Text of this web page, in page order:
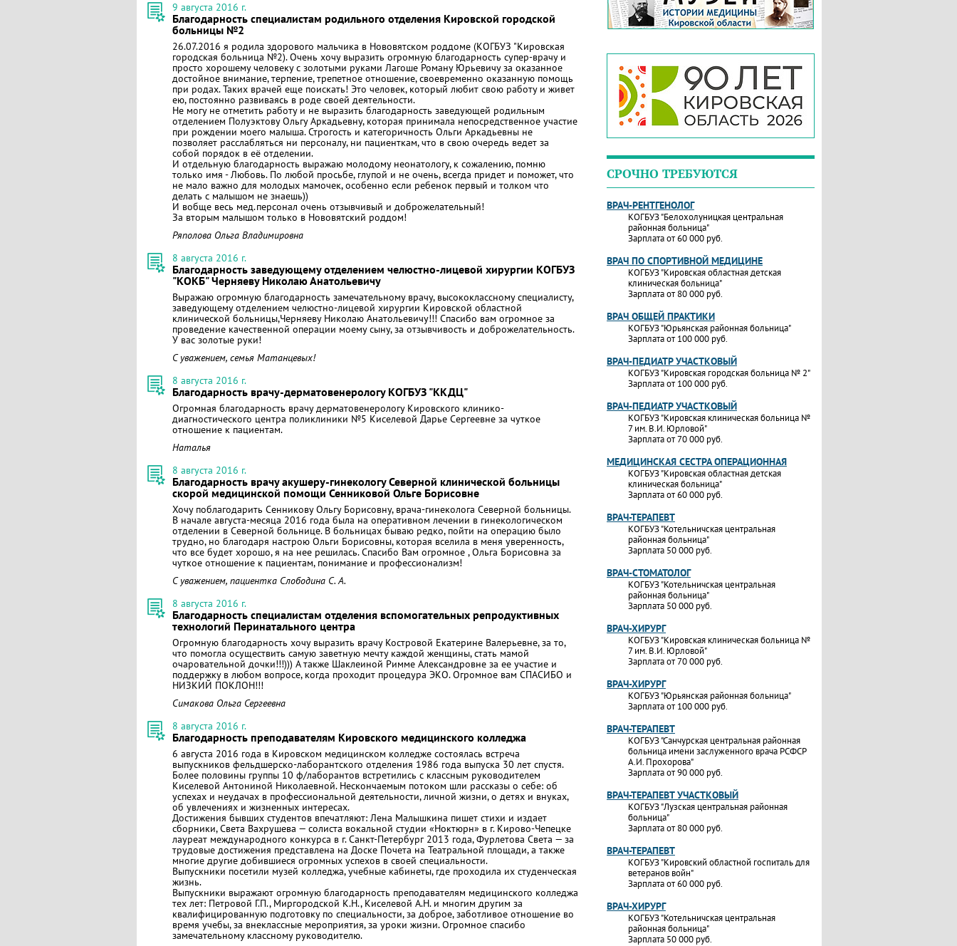
9 августа 2016 г.
Благодарность специалистам родильного отделения Кировской городской
больницы №2
26.07.2016 я родила здорового мальчика в Нововятском роддоме (КОГБУЗ "Кировская
городская больница №2). Очень хочу выразить огромную благодарность супер-врачу и
просто хорошему человеку с золотыми руками Лагоше Роману Юрьевичу за оказанное
достойное внимание, терпение, трепетное отношение, своевременно оказанную помощь
при родах. Таких врачей еще поискать! Это человек, который любит свою работу и живет
ею, постоянно развиваясь в роде своей деятельности.
Не могу не отметить работу и не выразить благодарность заведующей родильным
отделением Полуэктову Ольгу Аркадьевну, которая принимала непосредственное участие
при рождении моего малыша. Строгость и категоричность Ольги Аркадьевны не
позволяет расслабляться ни персоналу, ни пациенткам, что в свою очередь ведет за
собой порядок в её отделении.
И отдельную благодарность выражаю молодому неонатологу, к сожалению, помню
только имя - Любовь. По любой просьбе, глупой и не очень, всегда придет и поможет, что
не мало важно для молодых мамочек, особенно если ребенок первый и толком что
делать с малышом не знаешь))
И вобще весь мед.персонал очень отзывчивый и доброжелательный!
За вторым малышом только в Нововятский роддом!
Ряполова Ольга Владимировна
8 августа 2016 г.
Благодарность заведующему отделением челюстно-лицевой хирургии КОГБУЗ
"КОКБ" Черняеву Николаю Анатольевичу
Выражаю огромную благодарность замечательному врачу, высококлассному специалисту,
заведующему отделением челюстно-лицевой хирургии Кировской областной
клинической больницы,Черняеву Николаю Анатольевичу!!! Спасибо вам огромное за
проведение качественной операции моему сыну, за отзывчивость и доброжелательность.
У вас золотые руки!
С уважением, семья Матанцевых!
8 августа 2016 г.
Благодарность врачу-дерматовенерологу КОГБУЗ "ККДЦ"
Огромная благодарность врачу дерматовенерологу Кировского клинико-
диагностического центра поликлиники №5 Киселевой Дарье Сергеевне за чуткое
отношение к пациентам.
Наталья
8 августа 2016 г.
Благодарность врачу акушеру-гинекологу Северной клинической больницы
скорой медицинской помощи Сенниковой Ольге Борисовне
Хочу поблагодарить Сенникову Ольгу Борисовну, врача-гинеколога Северной больницы.
В начале августа-месяца 2016 года была на оперативном лечении в гинекологическом
отделении в Северной больнице. В больницах бываю редко, пойти на операцию было
трудно, но благодаря настрою Ольги Борисовны, которая вселила в меня уверенность,
что все будет хорошо, я на нее решилась. Спасибо Вам огромное , Ольга Борисовна за
чуткое отношение к пациентам, понимание и профессионализм!
С уважением, пациентка Слободина С. А.
8 августа 2016 г.
Благодарность специалистам отделения вспомогательных репродуктивных
технологий Перинатального центра
Огромную благодарность хочу выразить врачу Костровой Екатерине Валерьевне, за то,
что помогла осуществить самую заветную мечту каждой женщины, стать мамой
очаровательной дочки!!!))) А также Шаклеиной Римме Александровне за ее участие и
поддержку в любом вопросе, когда проходит процедура ЭКО. Огромное вам СПАСИБО и
НИЗКИЙ ПОКЛОН!!!
Симакова Ольга Сергеевна
8 августа 2016 г.
Благодарность преподавателям Кировского медицинского колледжа
6 августа 2016 года в Кировском медицинском колледже состоялась встреча
выпускников фельдшерско-лаборантского отделения 1986 года выпуска 30 лет спустя.
Более половины группы 10 ф/лаборантов встретились с классным руководителем
Киселевой Антониной Николаевной. Нескончаемым потоком шли рассказы о себе: об
успехах и неудачах в профессиональной деятельности, личной жизни, о детях и внуках,
об увлечениях и жизненных интересах.
Достижения бывших студентов впечатляют: Лена Малышкина пишет стихи и издает
сборники, Света Вахрушева — солиста вокальной студии «Ноктюрн» в г. Кирово-Чепецке
лауреат международного конкурса в г. Санкт-Петербург 2013 года, Фурлетова Света — за
трудовые достижения представлена на Доске Почета на Театральной площади, а также
многие другие добившиеся огромных успехов в своей специальности.
Выпускники посетили музей колледжа, учебные кабинеты, где проходила их студенческая
жизнь.
Выпускники выражают огромную благодарность преподавателям медицинского колледжа
тех лет: Петровой Г.П., Миргородской К.Н., Киселевой А.Н. и многим другим за
квалифицированную подготовку по специальности, за доброе, заботливое отношение во
время учебы, за внеклассные мероприятия, за уроки жизни. Огромное спасибо
замечательному классному руководителю.
СРОЧНО ТРЕБУЮТСЯ
ВРАЧ-РЕНТГЕНОЛОГ
КОГБУЗ "Белохолуницкая центральная
районная больница"
Зарплата от 60 000 руб.
ВРАЧ ПО СПОРТИВНОЙ МЕДИЦИНЕ
КОГБУЗ "Кировская областная детская
клиническая больница"
Зарплата от 80 000 руб.
ВРАЧ ОБЩЕЙ ПРАКТИКИ
КОГБУЗ "Юрьянская районная больница"
Зарплата от 100 000 руб.
ВРАЧ-ПЕДИАТР УЧАСТКОВЫЙ
КОГБУЗ "Кировская городская больница № 2"
Зарплата от 100 000 руб.
ВРАЧ-ПЕДИАТР УЧАСТКОВЫЙ
КОГБУЗ "Кировская клиническая больница №
7 им. В.И. Юрловой"
Зарплата от 70 000 руб.
МЕДИЦИНСКАЯ СЕСТРА ОПЕРАЦИОННАЯ
КОГБУЗ "Кировская областная детская
клиническая больница"
Зарплата от 60 000 руб.
ВРАЧ-ТЕРАПЕВТ
КОГБУЗ "Котельничская центральная
районная больница"
Зарплата 50 000 руб.
ВРАЧ-СТОМАТОЛОГ
КОГБУЗ "Котельничская центральная
районная больница"
Зарплата 50 000 руб.
ВРАЧ-ХИРУРГ
КОГБУЗ "Кировская клиническая больница №
7 им. В.И. Юрловой"
Зарплата от 70 000 руб.
ВРАЧ-ХИРУРГ
КОГБУЗ "Юрьянская районная больница"
Зарплата от 100 000 руб.
ВРАЧ-ТЕРАПЕВТ
КОГБУЗ "Санчурская центральная районная
больница имени заслуженного врача РСФСР
А.И. Прохорова"
Зарплата от 90 000 руб.
ВРАЧ-ТЕРАПЕВТ УЧАСТКОВЫЙ
КОГБУЗ "Лузская центральная районная
больница"
Зарплата от 80 000 руб.
ВРАЧ-ТЕРАПЕВТ
КОГБУЗ "Кировский областной госпиталь для
ветеранов войн"
Зарплата от 60 000 руб.
ВРАЧ-ХИРУРГ
КОГБУЗ "Котельничская центральная
районная больница"
Зарплата 50 000 руб.